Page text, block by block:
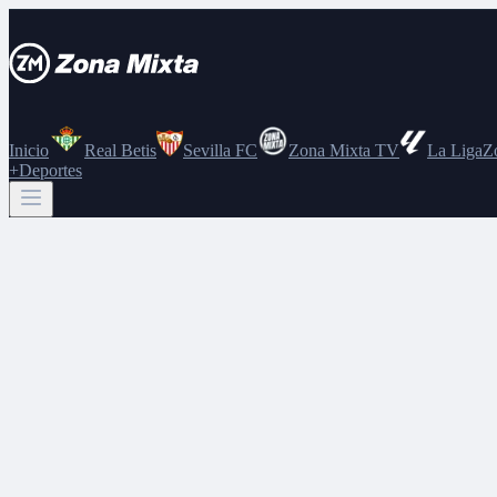
Inicio Real Betis Sevilla FC Zona Mixta TV La Liga
+Deportes